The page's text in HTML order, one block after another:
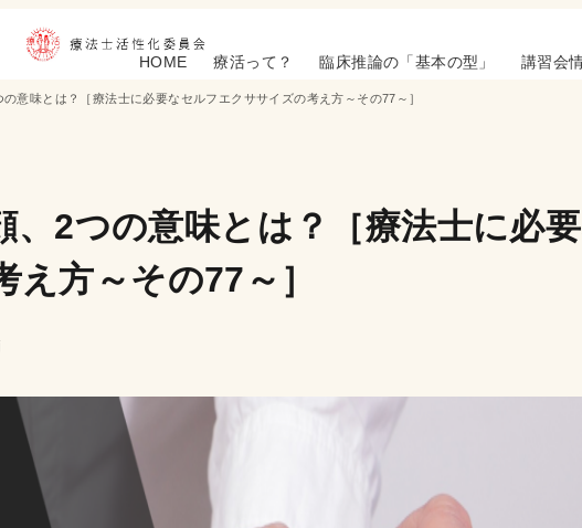
HOME 療活って？ 臨床推論の「基本の型」 講習会
意味とは？［療法士に必要なセルフエクササイズの考え方～その77～］
、2つの意味とは？［療法士に必
方～その77～］